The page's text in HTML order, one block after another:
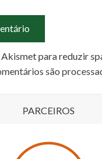
para reduzir
são
PARCEIROS